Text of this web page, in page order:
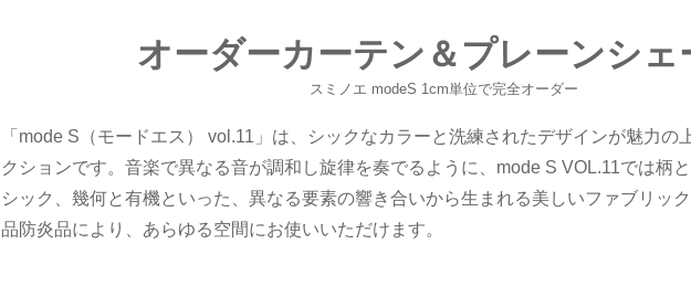
オーダーカーテン＆プレーンシェ
スミノエ modeS 1cm単位で完全オーダー
「mode S（モードエス） vol.11」は、シックなカラーと洗練されたデザインが魅力の
クションです。音楽で異なる音が調和し旋律を奏でるように、mode S VOL.11では柄
シック、幾何と有機といった、異なる要素の響き合いから生まれる美しいファブリッ
品防炎品により、あらゆる空間にお使いいただけます。